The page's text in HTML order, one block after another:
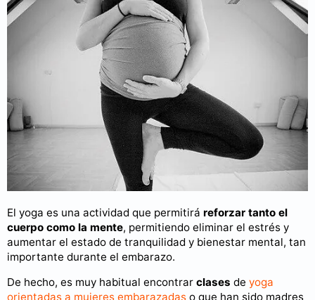
El yoga es una actividad que permitirá reforzar tanto el
cuerpo como la mente, permitiendo eliminar el estrés y
aumentar el estado de tranquilidad y bienestar mental, tan
importante durante el embarazo.
De hecho, es muy habitual encontrar clases de yoga
orientadas a mujeres embarazadas o que han sido madres